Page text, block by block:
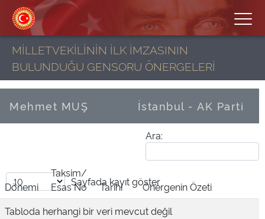
MİLLETVEKİLİNİN İLK İMZASININ
BULUNDUĞU GENSORU ÖNERGELERİ
Mehmet MUŞ İstanbul - AK Parti
Ara:
Sayfada kayıt göster
Dönemi
Taksim/
Esas No
Tarihi
Önergenin Özeti
Tabloda herhangi bir veri mevcut değil